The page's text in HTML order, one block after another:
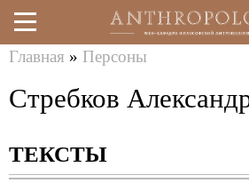
Перейти
к
содержанию
здесь
Главная » Персоны
Стребков
ТЕКСТЫ